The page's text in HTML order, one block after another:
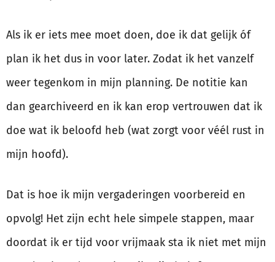
Als ik er iets mee moet doen, doe ik dat gelijk óf
plan ik het dus in voor later. Zodat ik het vanzelf
weer tegenkom in mijn planning. De notitie kan
dan gearchiveerd en ik kan erop vertrouwen dat ik
doe wat ik beloofd heb (wat zorgt voor véél rust in
mijn hoofd).
Dat is hoe ik mijn vergaderingen voorbereid en
opvolg! Het zijn echt hele simpele stappen, maar
doordat ik er tijd voor vrijmaak sta ik niet met mijn